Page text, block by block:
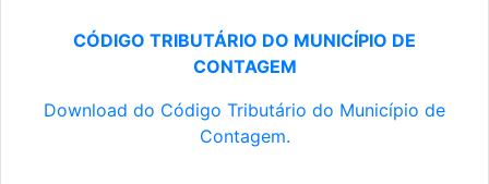
CÓDIGO TRIBUTÁRIO DO MUNICÍPIO DE
CONTAGEM
Download do Código Tributário do Município de
Contagem.